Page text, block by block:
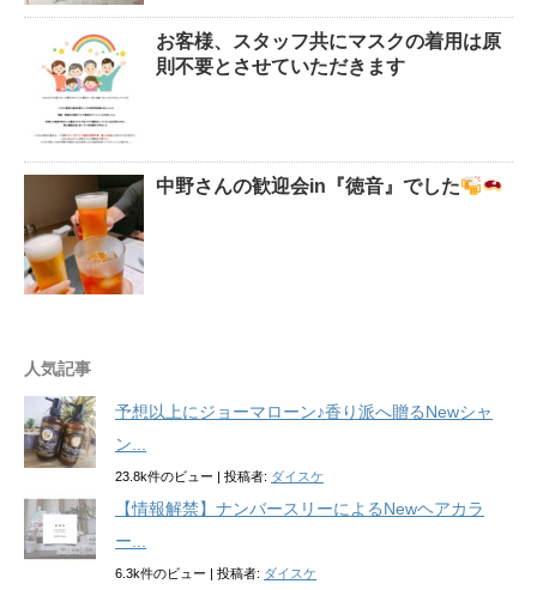
お客様、スタッフ共にマスクの着用は原
則不要とさせていただきます
中野さんの歓迎会in『徳音』でした
人気記事
予想以上にジョーマローン♪香り派へ贈るNewシャ
ン...
23.8k件のビュー | 投稿者: ダイスケ
【情報解禁】ナンバースリーによるNewヘアカラ
ー...
6.3k件のビュー | 投稿者: ダイスケ